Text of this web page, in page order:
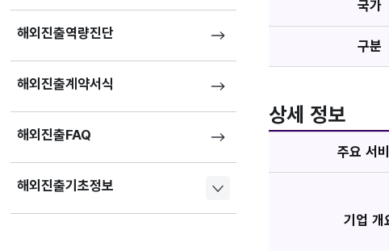
해외진출역량진단
해외진출계약서식
해외진출FAQ
해외진출기초정보
국가
구분
상세 정보
주요 서
기업 개